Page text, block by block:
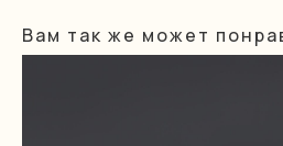
Вам так же может